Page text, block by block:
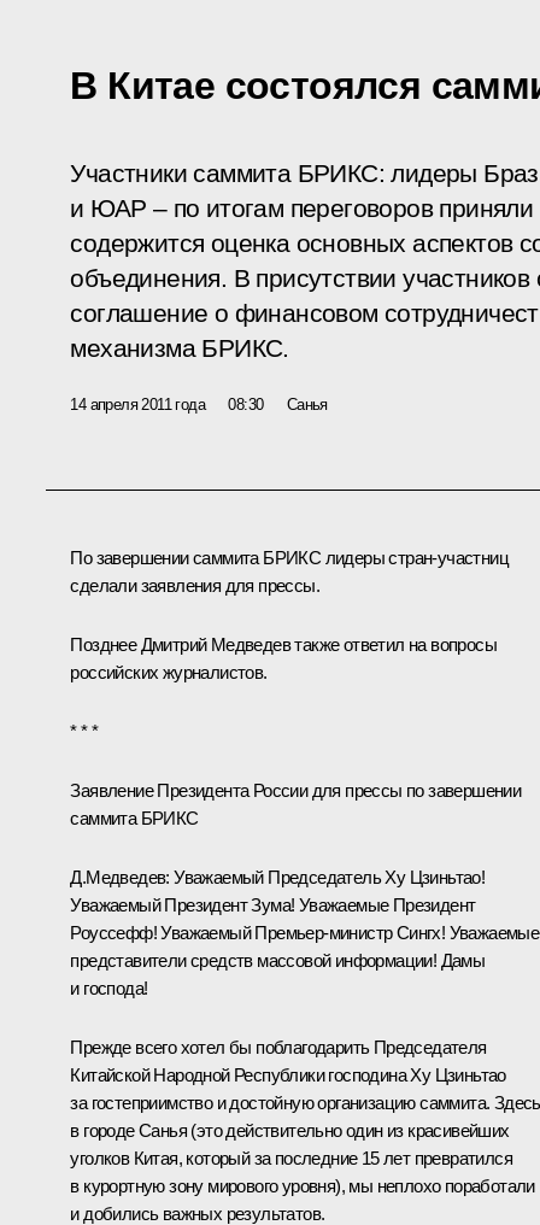
В Китае состоялся
Участники саммита БРИКС: лидеры
и ЮАР – по итогам переговоров
содержится оценка основных аспектов
объединения. В присутствии
соглашение о финансовом
механизма БРИКС.
14 апреля 2011 года 08:30 Санья
По завершении саммита БРИКС лидеры стран-участниц
сделали заявления для прессы.
Позднее Дмитрий Медведев также ответил на вопросы
российских журналистов.
* * *
Заявление Президента России для прессы по завершении
саммита БРИКС
Д.Медведев: Уважаемый ПредседательХу Цзиньтао!
Уважаемый ПрезидентЗума! Уважаемые Президент
Роуссефф! Уважаемый Премьер-министрСингх! Уважаемые
представители средств массовой информации! Дамы
и господа!
Прежде всего хотел бы поблагодарить Председателя
Китайской Народной Республики господина Ху Цзиньтао
за гостеприимство и достойную организацию саммита.
в городе Санья (это действительно один из красивейших
уголков Китая, который за последние 15 лет превратился
в курортную зону мирового уровня), мы неплохо поработали
и добились важных результатов.